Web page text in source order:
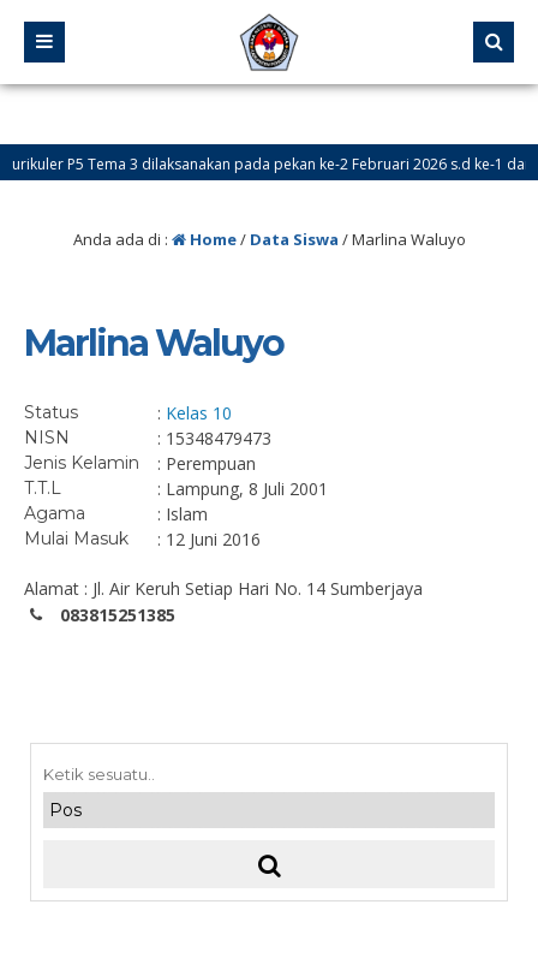
P5 Tema 3 dilaksanakan pada pekan ke-2 Februari 2026 s.d ke-1 dan
Didik Baru (PPDB) Online dibuka pada tanggal 24 Mei – 18 Juni 2026
Anda ada di : Home/ Data Siswa /Marlina Waluyo
Marlina Waluyo
Status : Kelas 10
NISN : 15348479473
Jenis Kelamin : Perempuan
T.T.L : Lampung, 8 Juli 2001
Agama : Islam
Mulai Masuk : 12 Juni 2016
Alamat : Jl. Air Keruh Setiap Hari No. 14 Sumberjaya
083815251385